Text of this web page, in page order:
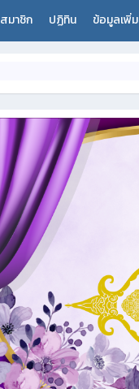
สมาชิก ปฏิทิน ข้อมูลเพิ่